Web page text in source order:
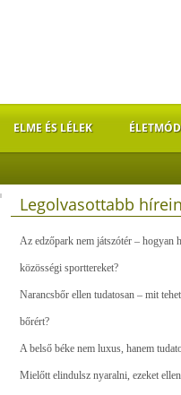
ELME ÉS LÉLEK ÉLETMÓD
Legolvasottabb
Az edzőpark nem játszótér – hogyan
közösségi sporttereket?
Narancsbőr ellen tudatosan – mit
bőrért?
A belső béke nem luxus, hanem
Mielőtt elindulsz nyaralni, ezeket